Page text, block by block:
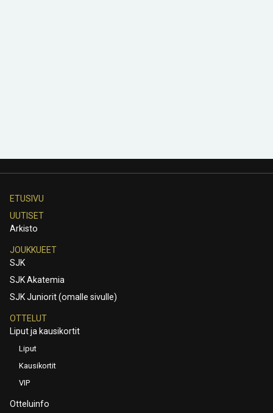
ETUSIVU
UUTISET
Arkisto
JOUKKUEET
SJK
SJK Akatemia
SJK Juniorit (omalle sivulle)
OTTELUT
Liput ja kausikortit
Liput
Kausikortit
VIP
Otteluinfo